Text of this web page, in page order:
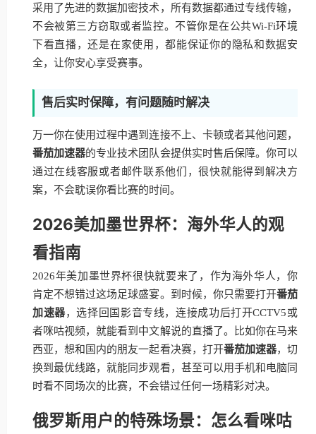
采用了先进的数据加密技术，所有数据都通过专线传输，
不会被第三方窃取或者监控。不管你是在公共Wi-Fi环境
下看直播，还是在家使用，都能保证你的隐私和数据安
全，让你安心享受赛事。
售后实时保障，有问题随时解决
万一你在使用过程中遇到连接不上、卡顿或者其他问题，
番茄加速器的专业技术团队会提供实时售后保障。你可以
通过在线客服或者邮件联系他们，很快就能得到解决方
案，不会耽误你看比赛的时间。
2026美加墨世界杯：海外华人的观
看指南
2026年美加墨世界杯很快就要来了，作为海外华人，你
肯定不想错过这场足球盛宴。到时候，你只需要打开番茄
加速器，选择回国影音专线，连接成功后打开CCTV5或
者咪咕视频，就能看到中文解说的直播了。比如你在马来
西亚，想和国内的朋友一起看决赛，打开番茄加速器，切
换到最优线路，就能同步观看，甚至可以用手机和电脑同
时看不同场次的比赛，不会错过任何一场精彩对决。
俄罗斯用户的特殊场景：怎么看咪咕